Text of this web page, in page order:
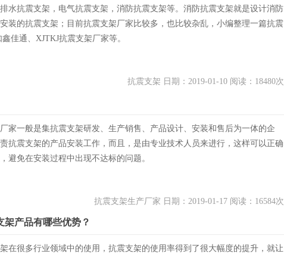
水抗震支架，电气抗震支架，消防抗震支架等。消防抗震支架就是设计消防
装的抗震支架；目前抗震支架厂家比较多，也比较杂乱，小编整理一篇抗震
佳通、XJTKJ抗震支架厂家等。
抗震支架 日期：2019-01-10 阅读：18480次
家一般是集抗震支架研发、生产销售、产品设计、安装和售后为一体的企
抗震支架的产品安装工作，而且，是由专业技术人员来进行，这样可以正确
避免在安装过程中出现不达标的问题。
抗震支架生产厂家 日期：2019-01-17 阅读：16584次
产品有哪些优势？
在很多行业领域中的使用，抗震支架的使用率得到了很大幅度的提升，就让